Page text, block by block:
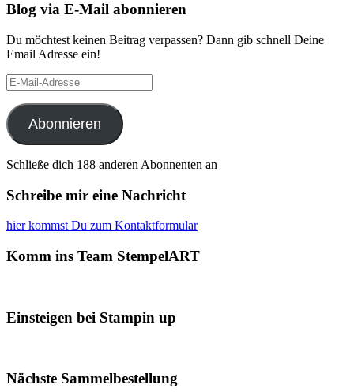
Blog via E-Mail abonnieren
Du möchtest keinen Beitrag verpassen? Dann gib schnell Deine
Email Adresse ein!
E-
Mail-
Adresse
Abonnieren
Schließe dich 188 anderen Abonnenten an
Schreibe mir eine Nachricht
hier kommst Du zum Kontaktformular
Komm ins Team StempelART
Einsteigen bei Stampin up
Nächste Sammelbestellung